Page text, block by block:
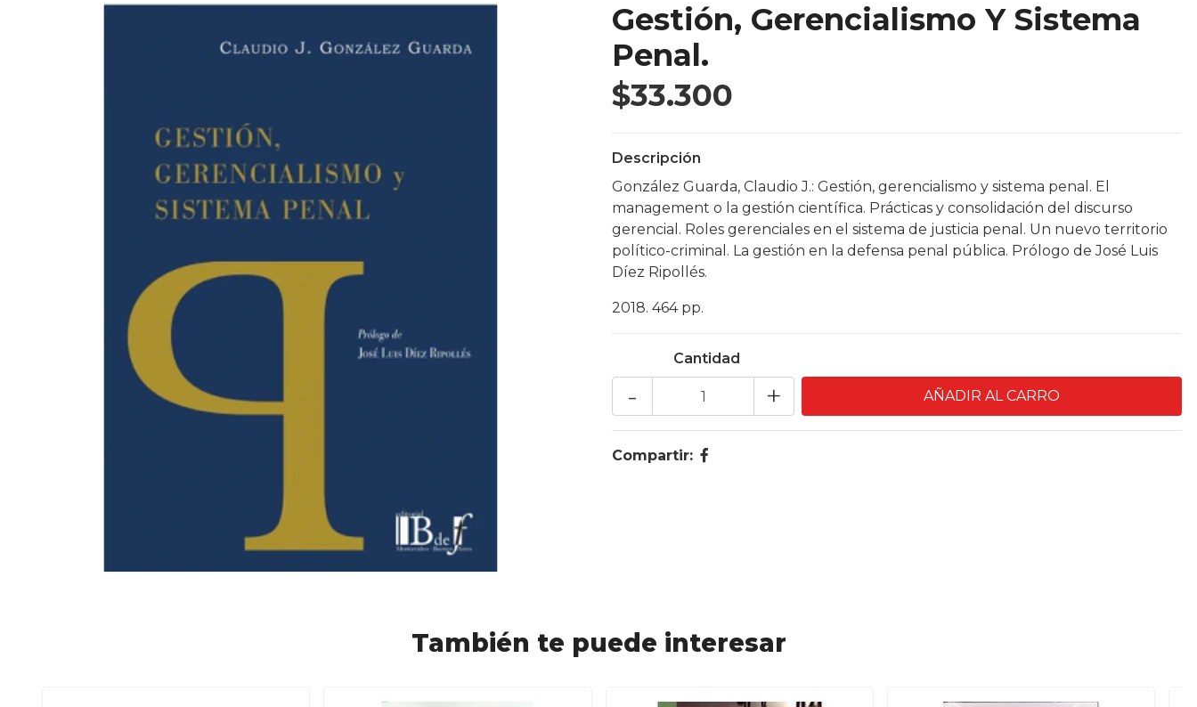
Gestión, Gerencialismo Y Sistema
Penal.
$33.300
Descripción
González Guarda, Claudio J.: Gestión, gerencialismo y sistema penal. El
management o la gestión científica. Prácticas y consolidación del discurso
gerencial. Roles gerenciales en el sistema de justicia penal. Un nuevo territorio
político-criminal. La gestión en la defensa penal pública. Prólogo de José Luis
Díez Ripollés.
2018. 464 pp.
Cantidad
+
-
Compartir:
También te puede interesar